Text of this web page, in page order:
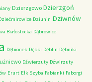
Dzierzgowo Dzierzgoń
Dziunin Dziwnów
Białostocka Dąbrowice
Dębionek Dębki Dęblin Dębniki
Dźwierzuty Dźwirzuty
Erurt Ełk Szyba Fabianki Faborgi